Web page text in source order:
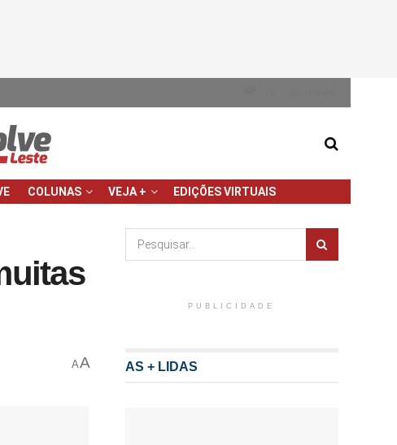
COLUNAS VEJA + EDIÇÕES VIRTUAIS
AA
PUBLICIDADE
AS + LIDAS